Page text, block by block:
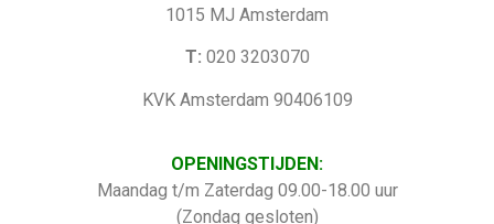
1015 MJ Amsterdam
T: 020 3203070
KVK Amsterdam 90406109
OPENINGSTIJDEN:
Maandag t/m Zaterdag 09.00-18.00 uur
(Zondag gesloten)